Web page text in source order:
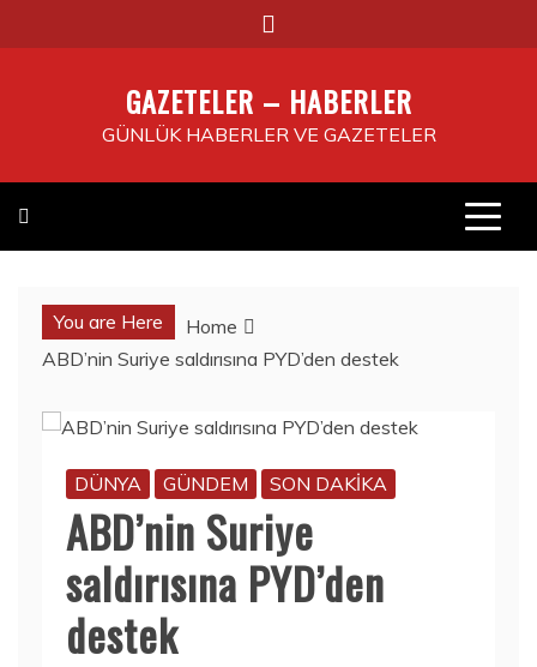
to
GAZETELER – HABERLER
GÜNLÜK HABERLER VE GAZETELER
You are Here
Home
ABD’nin Suriye saldırısına PYD’den destek
DÜNYA GÜNDEM SON DAKİKA
ABD’nin Suriye
saldırısına PYD’den
destek